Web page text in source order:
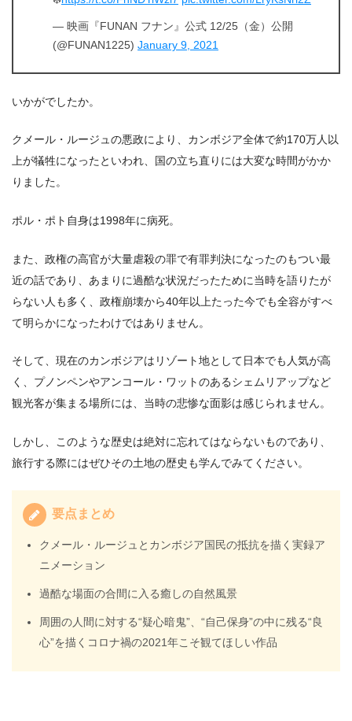
— 映画『FUNAN フナン』公式 12/25（金）公開
(@FUNAN1225) January 9, 2021
いかがでしたか。
クメール・ルージュの悪政により、カンボジア全体で約170万人以
上が犠牲になったといわれ、国の立ち直りには大変な時間がかか
りました。
ポル・ポト自身は1998年に病死。
また、政権の高官が大量虐殺の罪で有罪判決になったのもつい最
近の話であり、あまりに過酷な状況だったために当時を語りたが
らない人も多く、政権崩壊から40年以上たった今でも全容がすべ
て明らかになったわけではありません。
そして、現在のカンボジアはリゾート地として日本でも人気が高
く、プノンペンやアンコール・ワットのあるシェムリアップなど
観光客が集まる場所には、当時の悲惨な面影は感じられません。
しかし、このような歴史は絶対に忘れてはならないものであり、
旅行する際にはぜひその土地の歴史も学んでみてください。
要点まとめ
クメール・ルージュとカンボジア国民の抵抗を描く実録ア
ニメーション
過酷な場面の合間に入る癒しの自然風景
周囲の人間に対する“疑心暗鬼”、“自己保身”の中に残る“良
心”を描くコロナ禍の2021年こそ観てほしい作品